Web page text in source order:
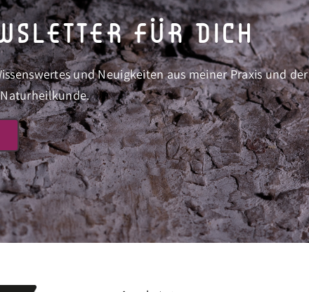
für dich
und Neuigkeiten aus meiner Praxis und der